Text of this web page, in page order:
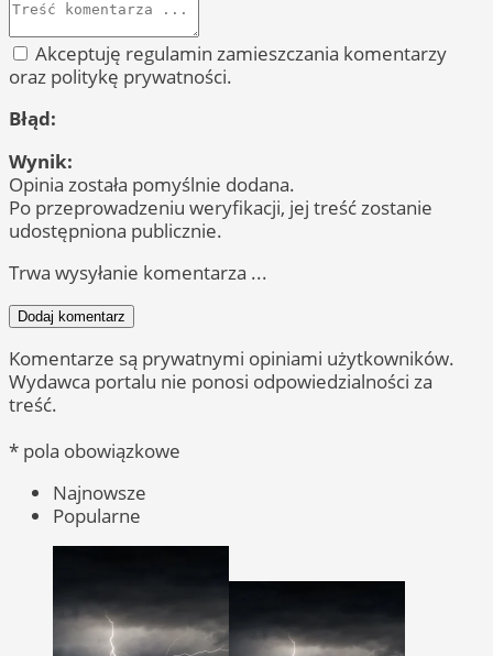
Akceptuję regulamin zamieszczania komentarzy
oraz politykę prywatności.
Błąd:
Wynik:
Opinia została pomyślnie dodana.
Po przeprowadzeniu weryfikacji, jej treść zostanie
udostępniona publicznie.
Trwa wysyłanie komentarza ...
Dodaj komentarz
Komentarze są prywatnymi opiniami użytkowników.
Wydawca portalu nie ponosi odpowiedzialności za
treść.
* pola obowiązkowe
Najnowsze
Popularne